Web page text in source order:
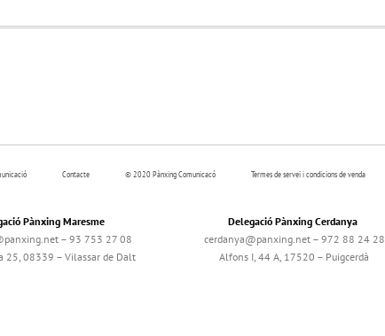
Contacte © 2020 Pànxing Comunicacó Termes de servei i condicions de venda
Pànxing Maresme
– 93 753 27 08
25, 08339 – Vilassar de Dalt
Delegació Pànxing Cerdanya
cerdanya@panxing.net – 972 88 24 28
Alfons I, 44 A, 17520 – Puigcerdà